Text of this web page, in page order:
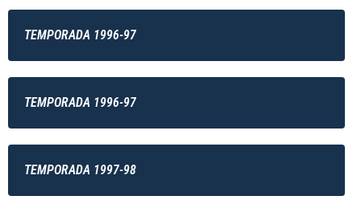
TEMPORADA 1996-97
TEMPORADA 1996-97
TEMPORADA 1997-98